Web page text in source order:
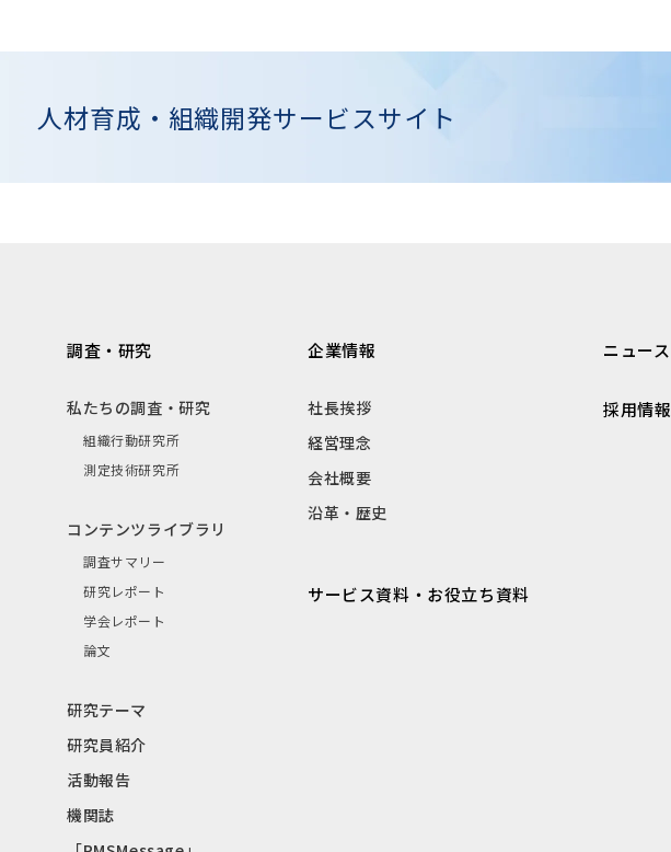
人材育成・組織開発サービスサイト
調査・研究
私たちの調査・研究
組織行動研究所
測定技術研究所
コンテンツライブラリ
調査サマリー
研究レポート
学会レポート
論文
研究テーマ
研究員紹介
活動報告
機関誌
企業情報
社長挨拶
経営理念
会社概要
沿革・歴史
サービス資料・お役立ち資料
ニュース
採用情報